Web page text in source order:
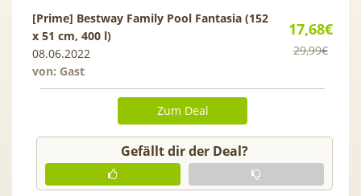
17,68€
29,99€
[Prime] Bestway Family Pool Fantasia (152
x 51 cm, 400 l)
08.06.2022
von: Gast
Zum Deal
Gefällt dir der Deal?